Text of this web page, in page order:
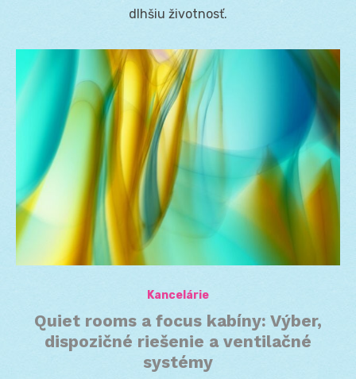
dlhšiu životnosť.
Kancelárie
Quiet rooms a focus kabíny: Výber,
dispozičné riešenie a ventilačné
systémy